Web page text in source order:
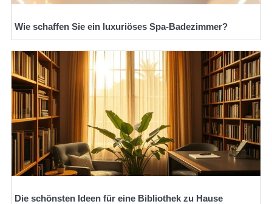
Wie schaffen Sie ein luxuriöses Spa-Badezimmer?
Die schönsten Ideen für eine Bibliothek zu Hause